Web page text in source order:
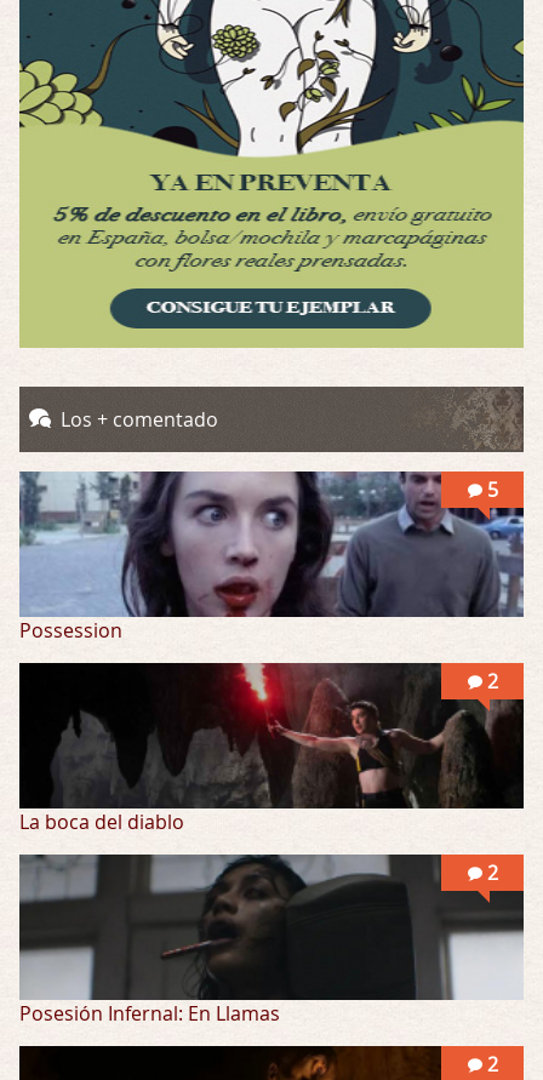
Una película normalita, nada del otro mun …
Obsession
Por: Chica Stark
Al principio por el hype que la dieron iba …
Por: Mountain
Llevo toda una vida para verla y nunca lo …
Posesión Infernal: En Llamas
Into the Mud
Por: Flor
Se puede ver este corto y otras más de ex …
Los + comentado
5
Possession
2
La boca del diablo
2
Posesión Infernal: En Llamas
2